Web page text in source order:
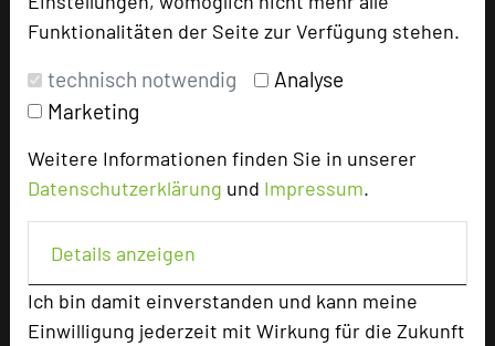
Funktionalitäten der Seite zur Verfügung stehen.
technisch notwendig
Analyse
Marketing
Weitere Informationen finden Sie in unserer
Datenschutzerklärung und Impressum.
Details anzeigen
Ich bin damit einverstanden und kann meine
Einwilligung jederzeit mit Wirkung für die Zukunft
U-Form
Parlamentarisch
50
Tagungsräume
Doppelzimmer
Einzelzimmer
Besonders geeignet für